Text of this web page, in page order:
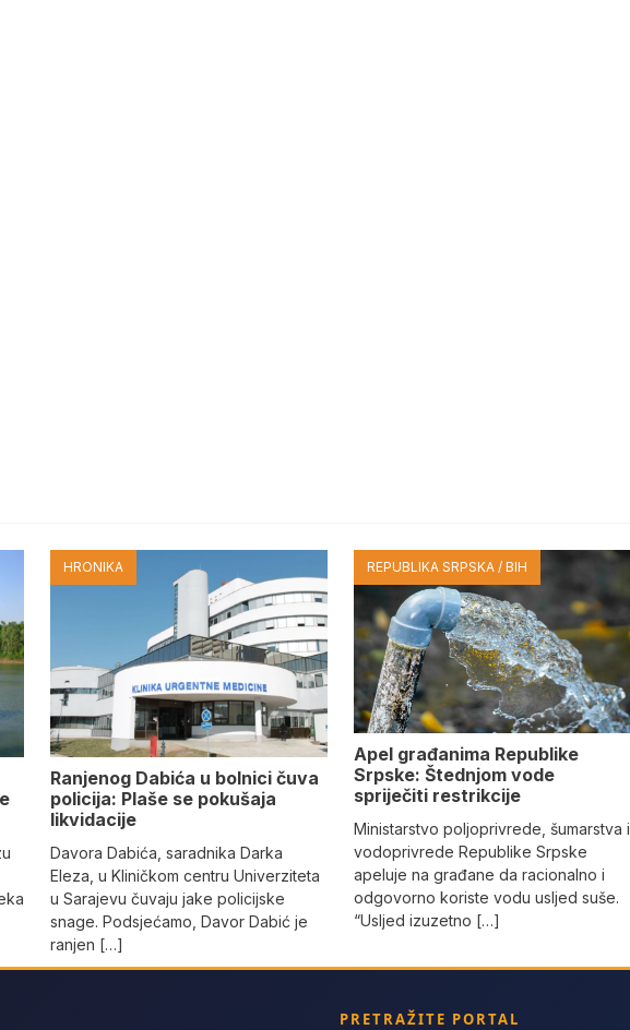
HRONIKA
Ranjenog Dabića u bolnici čuva
policija: Plaše se pokušaja
likvidacije
Davora Dabića, saradnika Darka
Eleza, u Kliničkom centru Univerziteta
u Sarajevu čuvaju jake policijske
snage. Podsjećamo, Davor Dabić je
ranjen […]
REPUBLIKA SRPSKA / BIH
Apel građanima Republike
Srpske: Štednjom vode
spriječiti restrikcije
Ministarstvo poljoprivrede, šumarstva i
vodoprivrede Republike Srpske
apeluje na građane da racionalno i
odgovorno koriste vodu usljed suše.
“Usljed izuzetno […]
PRETRAŽITE PORTAL